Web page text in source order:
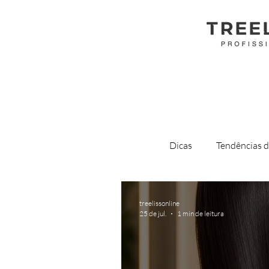
Dicas Tendências
treelissonline
25 de jul.
1 min de leitura